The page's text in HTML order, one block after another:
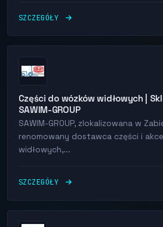
SZCZEGÓŁY
Części do wózków widłowych |
SAWIM-GROUP
SAWIM-GROUP, zlokalizowana w
renomowany dostawca części i
widłowych,...
SZCZEGÓŁY